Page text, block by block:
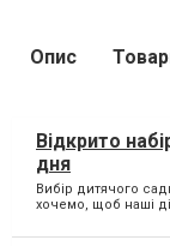
Опис
Відкрито
дня
Вибір дитячого
хочемо, щоб наші